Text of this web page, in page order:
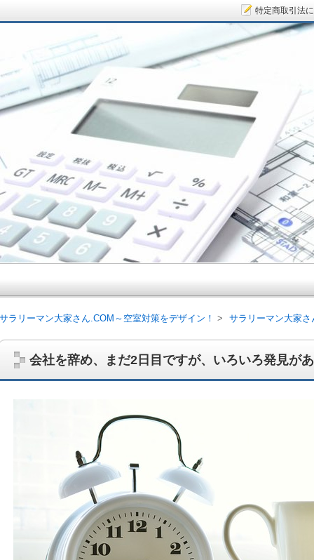
会社を辞め、まだ2日目ですが、いろいろ発見が
サラリーマン大家さん.COM～空室対策をデザイン！ サラリーマン大家さ
サラリーマン大家さん.COM～空
サラリーマン大家さんを応援！マンション経営、アパート経営の空室
ム、大家さん自ら行うネット集客、コンセプト賃貸の導入を研究する
on書籍出版、多拠点居住の暮らしぶり、旅行業務取扱管理者、宅建等
特定商取引法